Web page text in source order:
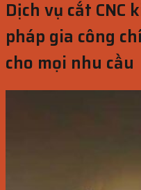
Dịch vụ cắt CNC
pháp gia công
cho mọi nhu cầu